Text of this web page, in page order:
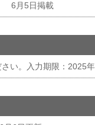
6月5日掲載
い。入力期限：2025